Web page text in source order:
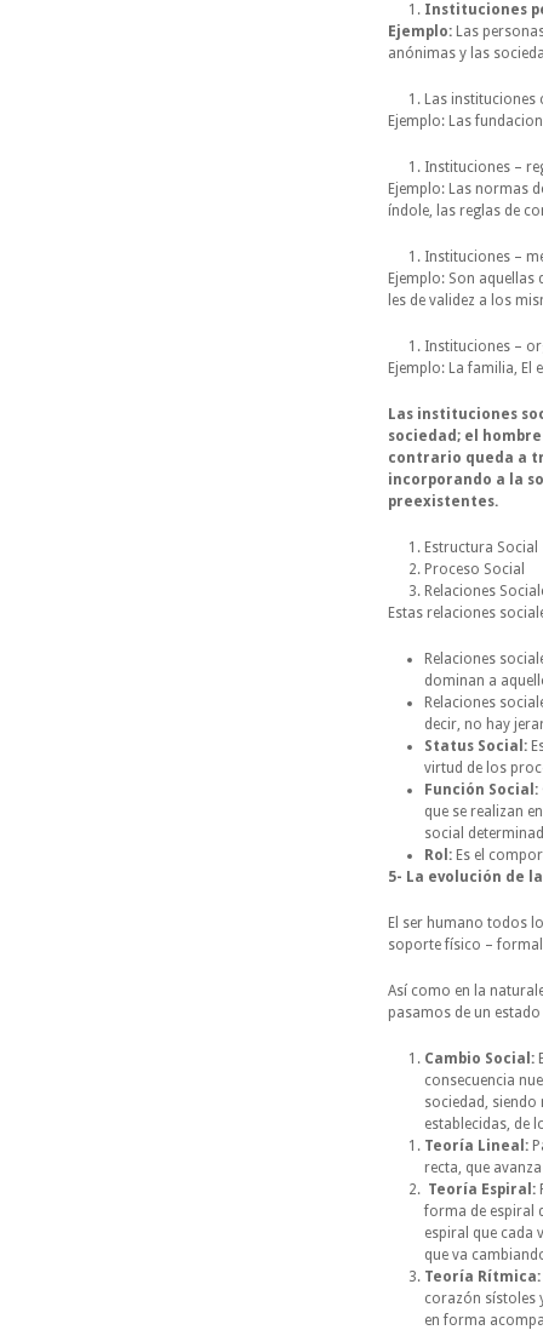
Instituciones
Ejemplo: Las
anónimas y las
Las instituciones
Ejemplo: Las
Instituciones –
Ejemplo: Las normas
índole, las reglas de
Instituciones –
Ejemplo: Son
les de validez a los
Instituciones –
Ejemplo: La familia, El
Las instituciones
sociedad; el
contrario queda a
incorporando a la
preexistentes.
Estructura Social
Proceso Social
Relaciones
Estas relaciones
Relaciones
dominan a
Relaciones
decir, no hay
Status Social:
virtud de los
Función Social:
que se realizan
social
Rol: Es el
5- La evolución de
El ser humano todos
soporte físico –
Así como en la
pasamos de un
Cambio Social:
consecuencia
sociedad,
establecidas, de
Teoría Lineal:
recta, que
Teoría Espiral:
forma de espiral
espiral que cada
que va
Teoría Rítmica:
corazón sístoles
en forma